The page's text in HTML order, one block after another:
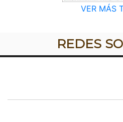
VER MÁS
REDES